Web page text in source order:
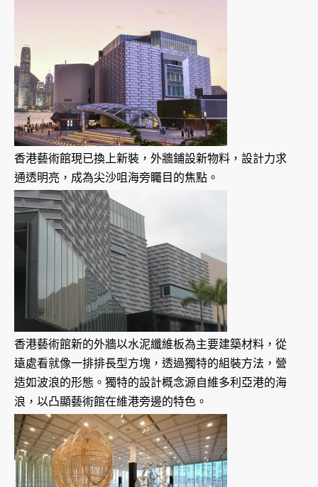
香港藝術館現已換上新裝，外牆鋪設新物料，設計力求
通透明亮，成為尖沙咀海旁矚目的焦點。
香港藝術館新的外牆以水泥纖維板為主要建築材料，從
遠處看就像一排排長型方塊，透過獨特的組裝方法，營
造如波浪的形態。獨特的設計概念源自維多利亞港的海
浪，以凸顯藝術館在維港旁邊的特色。